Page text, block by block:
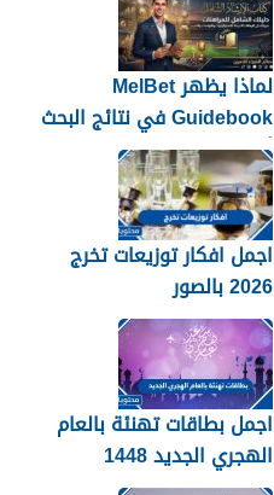
لماذا يظهر MelBet
Guidebook في نتائج البحث
أكثر من صفحات كثيرة؟
اجمل افكار توزيعات تخرج
2026 بالصور
اجمل بطاقات تهنئة بالعام
الهجري الجديد 1448